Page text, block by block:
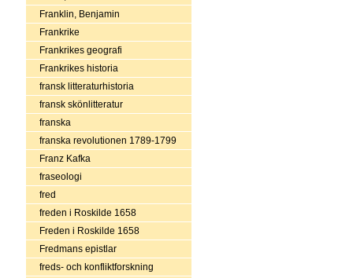
Franklin, Benjamin
Frankrike
Frankrikes geografi
Frankrikes historia
fransk litteraturhistoria
fransk skönlitteratur
franska
franska revolutionen 1789-1799
Franz Kafka
fraseologi
fred
freden i Roskilde 1658
Freden i Roskilde 1658
Fredmans epistlar
freds- och konfliktforskning